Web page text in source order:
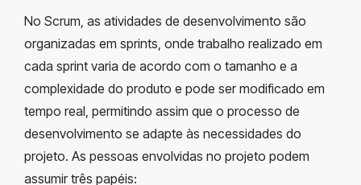
No Scrum, as atividades de desenvolvimento são
organizadas em sprints, onde trabalho realizado em
cada sprint varia de acordo com o tamanho e a
complexidade do produto e pode ser modificado em
tempo real, permitindo assim que o processo de
desenvolvimento se adapte às necessidades do
projeto. As pessoas envolvidas no projeto podem
assumir três papéis: